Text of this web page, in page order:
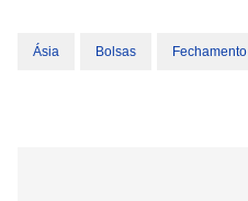
Ásia Bolsas Fechamento